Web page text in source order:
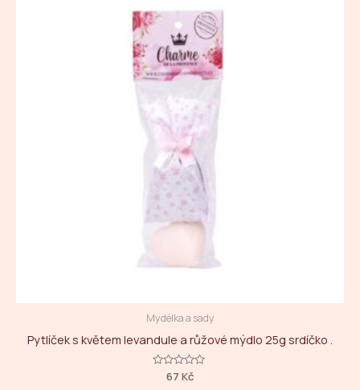
Mydélka a sady
Pytlíček s květem levandule a růžové mýdlo 25g srdíčko .
Hodnocení
67 Kč